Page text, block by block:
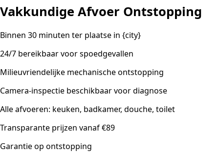
Vakkundige Afvoer Ontstopping
Binnen 30 minuten ter plaatse in {city}
24/7 bereikbaar voor spoedgevallen
Milieuvriendelijke mechanische ontstopping
Camera-inspectie beschikbaar voor diagnose
Alle afvoeren: keuken, badkamer, douche, toilet
Transparante prijzen vanaf €89
Garantie op ontstopping